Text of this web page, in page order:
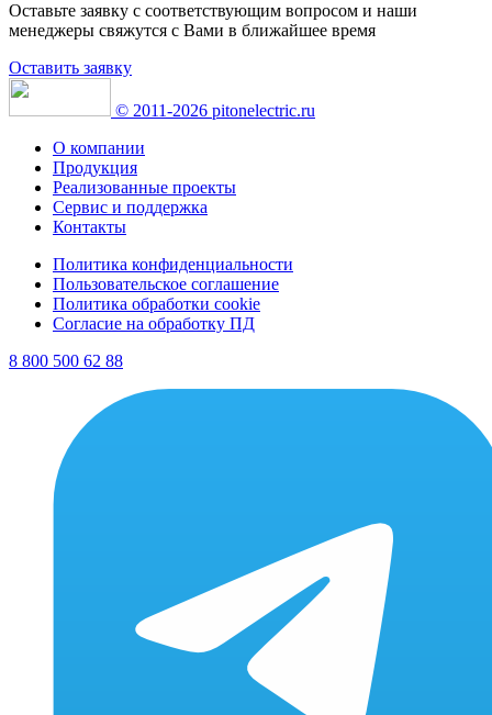
Оставьте заявку с соответствующим вопросом и наши
менеджеры свяжутся с Вами в ближайшее время
Оставить заявку
© 2011-2026 pitonelectric.ru
О компании
Продукция
Реализованные проекты
Сервис и поддержка
Контакты
Политика конфиденциальности
Пользовательское соглашение
Политика обработки cookie
Согласие на обработку ПД
8 800 500 62 88